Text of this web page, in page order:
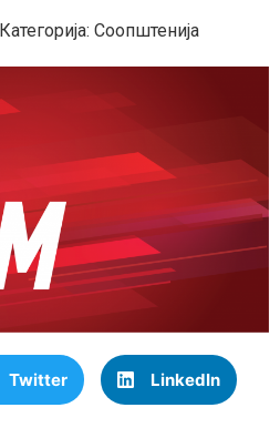
Категорија: Соопштенија
Twitter LinkedIn